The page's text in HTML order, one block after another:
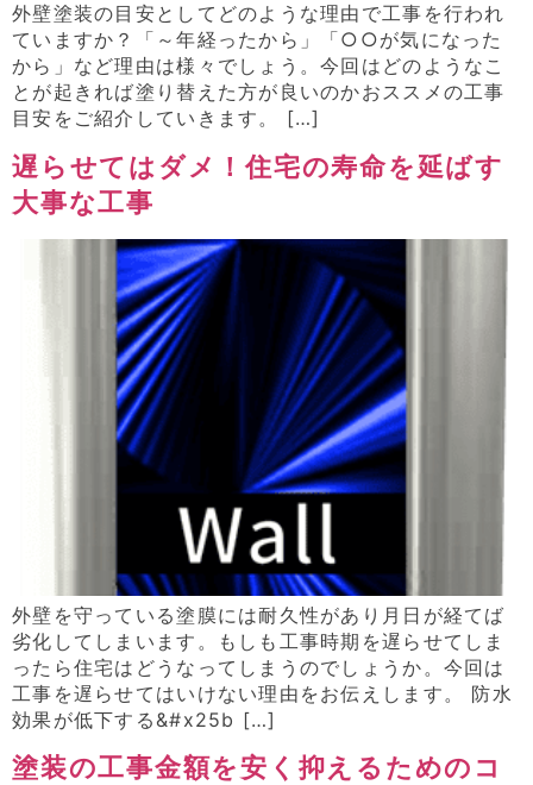
外壁塗装の目安としてどのような理由で工事を行われ
ていますか？「～年経ったから」「○○が気になった
から」など理由は様々でしょう。今回はどのようなこ
とが起きれば塗り替えた方が良いのかおススメの工事
目安をご紹介していきます。 […]
遅らせてはダメ！住宅の寿命を延ばす
大事な工事
外壁を守っている塗膜には耐久性があり月日が経てば
劣化してしまいます。もしも工事時期を遅らせてしま
ったら住宅はどうなってしまうのでしょうか。今回は
工事を遅らせてはいけない理由をお伝えします。 防水
効果が低下する&#x25b […]
塗装の工事金額を安く抑えるためのコ